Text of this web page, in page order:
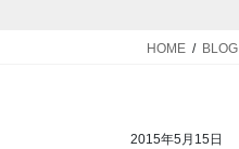
HOME BLOG
2015年5月15日